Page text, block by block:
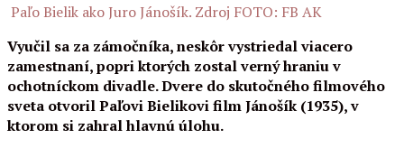
Paľo Bielik ako Juro Jánošík. Zdroj FOTO: FB AK
Vyučil sa za zámočníka, neskôr vystriedal viacero
zamestnaní, popri ktorých zostal verný hraniu v
ochotníckom divadle. Dvere do skutočného filmového
sveta otvoril Paľovi Bielikovi film Jánošík (1935), v
ktorom si zahral hlavnú úlohu.